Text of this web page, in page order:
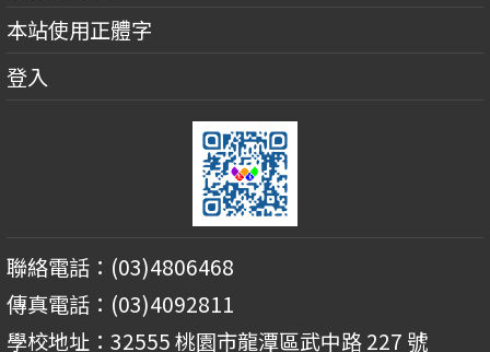
本站使用正體字
登入
聯絡電話：(03)4806468
傳真電話：(03)4092811
學校地址：32555 桃園市龍潭區武中路 227 號